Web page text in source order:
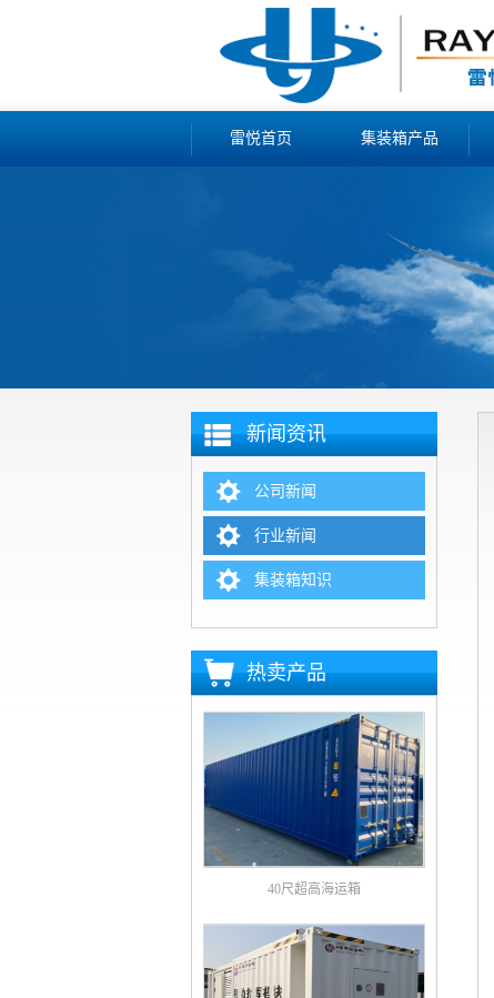
雷悦首页 集装箱产品
新闻资讯
公司新闻
行业新闻
集装箱知识
热卖产品
40尺超高海运箱